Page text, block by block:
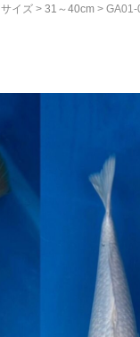
サイズ > 31～40cm > GA01-